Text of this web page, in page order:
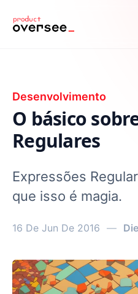
principal
Desenvolvimento
O básico
Regulares
Expressões
que isso é magia.
16 De Jun De 2016 —